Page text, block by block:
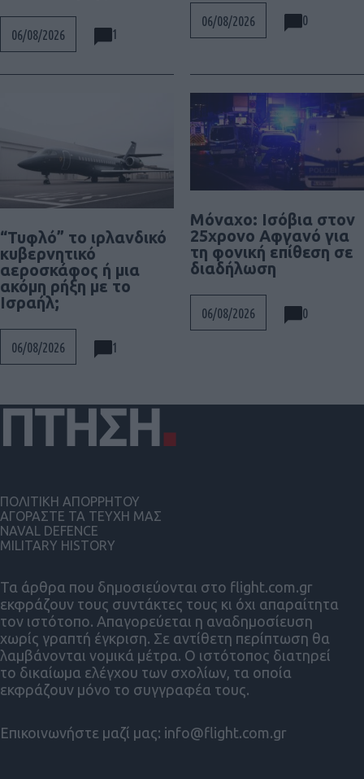
06/08/2026 1
06/08/2026 0
“Τυφλό” το ιρλανδικό
κυβερνητικό
αεροσκάφος ή μια
ακόμη ρήξη με το
Ισραήλ;
06/08/2026 1
Μόναχο: Ισόβια στον
25χρονο Αφγανό για
τη φονική επίθεση σε
διαδήλωση
06/08/2026 0
Τα άρθρα που δημοσιεύονται στο flight.com.gr
εκφράζουν τους συντάκτες τους κι όχι απαραίτητα
τον ιστότοπο. Απαγορεύεται η αναδημοσίευση
χωρίς γραπτή έγκριση. Σε αντίθετη περίπτωση θα
λαμβάνονται νομικά μέτρα. Ο ιστότοπος διατηρεί
το δικαίωμα ελέγχου των σχολίων, τα οποία
εκφράζουν μόνο το συγγραφέα τους.
Επικοινωνήστε μαζί μας: info@flight.com.gr
ΠΟΛΙΤΙΚΗ ΑΠΟΡΡΗΤΟΥ
ΑΓΟΡΑΣΤΕ ΤΑ ΤΕΥΧΗ ΜΑΣ
NAVAL DEFENCE
MILITARY HISTORY